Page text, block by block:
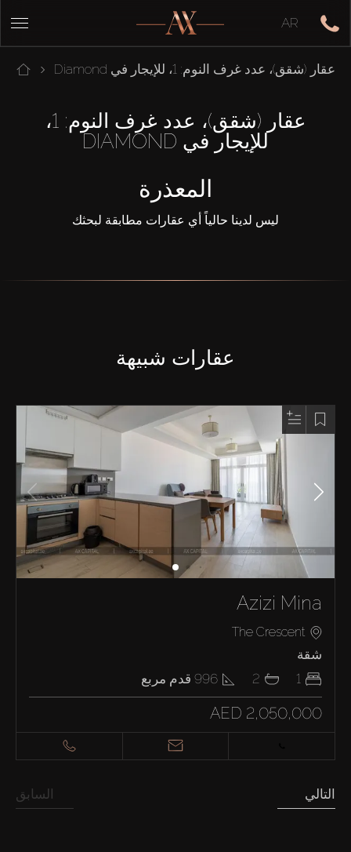
AR
عقار (شقق)، عدد غرف النوم: 1، للإيجار في Diamond
عقار (شقق)، عدد غرف النوم: 1،
للإيجار في DIAMOND
المعذرة
ليس لدينا حالياً أي عقارات مطابقة لبحثك
عقارات شبيهة
Azizi Mina
The Crescent
شقة
1
2
996 قدم مربع
AED 2,050,000
السابق التالي